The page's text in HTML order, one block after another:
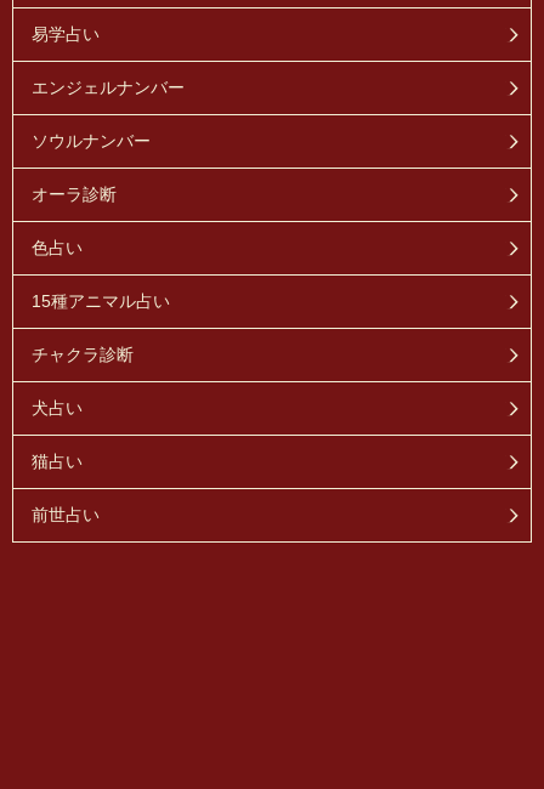
易学占い
エンジェルナンバー
ソウルナンバー
オーラ診断
色占い
15種アニマル占い
チャクラ診断
犬占い
猫占い
前世占い